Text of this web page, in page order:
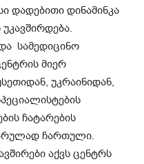
დადებითი დინამინკა
სამედიცინო
მიერ
უკრაინიდან,
ჩატარების
ჩართული.
აქვს ცენტრს